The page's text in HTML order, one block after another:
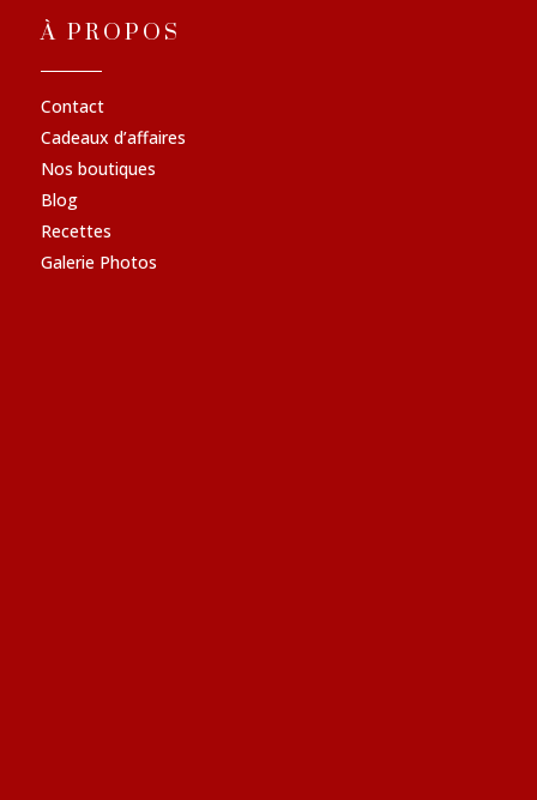
À PROPOS
Contact
Cadeaux d’affaires
Nos boutiques
Blog
Recettes
Galerie Photos